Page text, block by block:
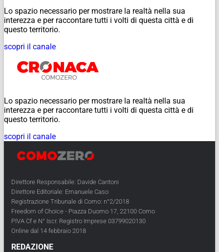
Lo spazio necessario per mostrare la realtà nella sua
interezza e per raccontare tutti i volti di questa città e di
questo territorio.
scopri il canale
Lo spazio necessario per mostrare la realtà nella sua
interezza e per raccontare tutti i volti di questa città e di
questo territorio.
scopri il canale
Direttore Responsabile: Davide Cantoni
Direttore Editoriale: Emanuele Caso
Registrazione Tribunale di Como: n°2/2018
Freedom of Choice - Piazza Duomo 17, 22100 Como
PIVA Cf e N° Iscr. Registro Imprese 03799020130
Online dal 14 febbraio 2018
REDAZIONE